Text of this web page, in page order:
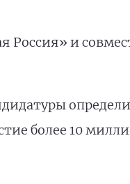
Россия» и
более 10